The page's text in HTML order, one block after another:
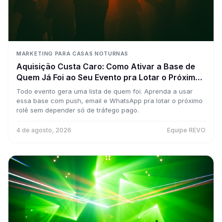
MARKETING PARA CASAS NOTURNAS
Aquisição Custa Caro: Como Ativar a Base de
Quem Já Foi ao Seu Evento pra Lotar o Próximo
(Gastando Quase Nada)
Todo evento gera uma lista de quem foi. Aprenda a usar
essa base com push, email e WhatsApp pra lotar o próximo
rolê sem depender só de tráfego pago.
4 de agosto, 2026 Equipe REVO